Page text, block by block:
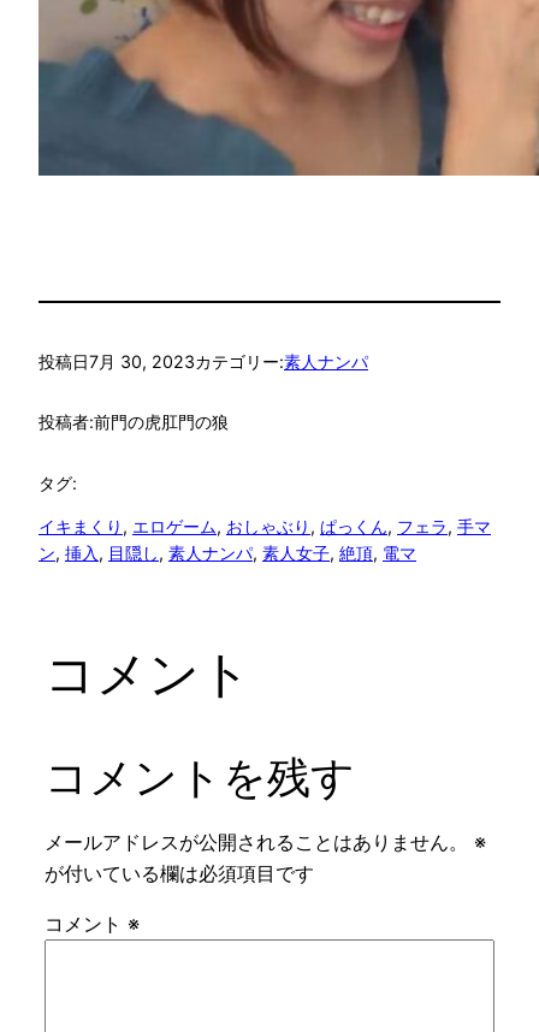
投稿日7月 30, 2023カテゴリー:素人ナンパ
投稿者:前門の虎肛門の狼
タグ:
イキまくり , エロゲーム, おしゃぶり , ぱっくん, フェラ, 手マ
ン, 挿入 , 目隠し, 素人ナンパ, 素人女子, 絶頂, 電マ
コメント
コメントを残す
メールアドレスが公開されることはありません。
※
が付いている欄は必須項目です
コメント ※